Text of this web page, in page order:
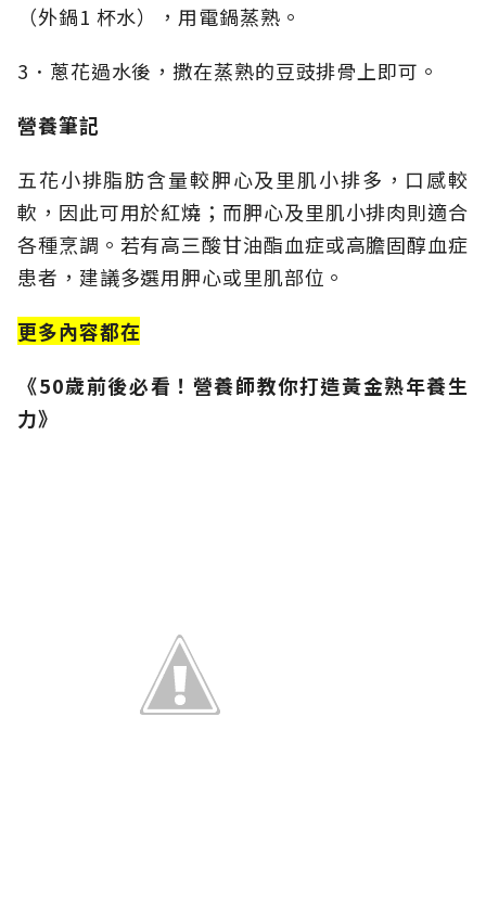
（外鍋1 杯水），用電鍋蒸熟。
3．蔥花過水後，撒在蒸熟的豆豉排骨上即可。
營養筆記
五花小排脂肪含量較胛心及里肌小排多，口感較
軟，因此可用於紅燒；而胛心及里肌小排肉則適合
各種烹調。若有高三酸甘油酯血症或高膽固醇血症
患者，建議多選用胛心或里肌部位。
更多內容都在
《50歲前後必看！營養師教你打造黃金熟年養生
力》